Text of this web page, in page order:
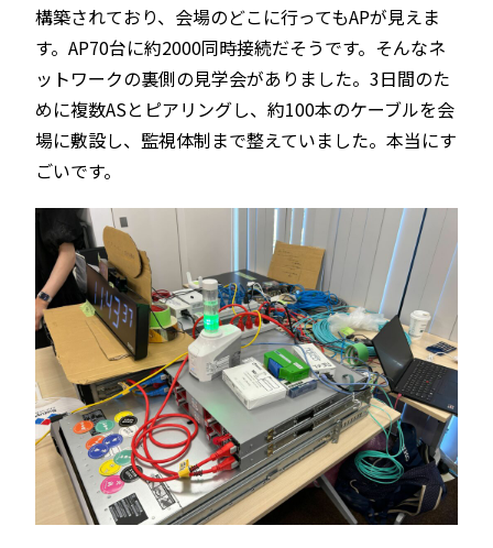
構築されており、会場のどこに行ってもAPが見えま
す。AP70台に約2000同時接続だそうです。そんなネ
ットワークの裏側の見学会がありました。3日間のた
めに複数ASとピアリングし、約100本のケーブルを会
場に敷設し、監視体制まで整えていました。本当にす
ごいです。